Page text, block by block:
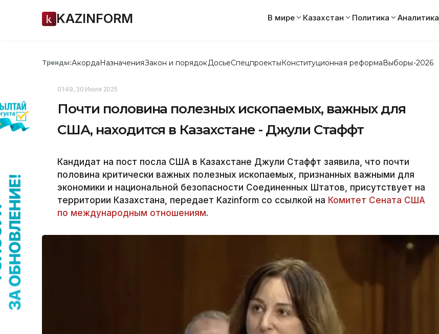
KAZINFORM В мире Казахстан Политика Аналитика
Тренды:АкордаНазначенияЗакон и порядок ДосьеСпецпроектыКонституционная реформаВыборы-2026
01:49, 30 Июля 2025
Почти половина полезных ископаемых, важных для
США, находится в Казахстане - Джули Стаффт
Кандидат на пост посла США в Казахстане Джули Стаффт заявила, что почти
половина критически важных полезных ископаемых, признанных важными для
экономики и национальной безопасности Соединенных Штатов, присутствует на
территории Казахстана, передает Kazinform со ссылкой на Комитет Сената США
по международным отношениям.